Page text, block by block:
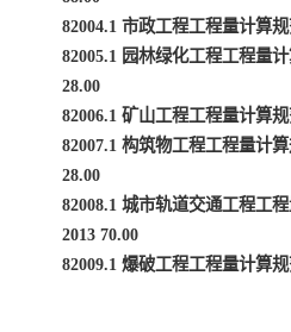
82004.1 市政工程工程量计算
82005.1 园林绿化工程工程量
28.00
82006.1 矿山工程工程量计算
82007.1 构筑物工程工程量计
28.00
82008.1 城市轨道交通工程工
2013 70.00
82009.1 爆破工程工程量计算